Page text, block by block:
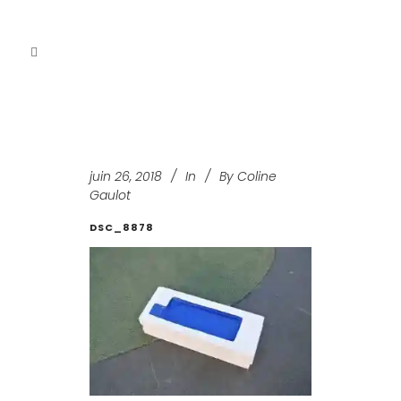
juin 26, 2018 In By Coline
Gaulot
DSC_8878